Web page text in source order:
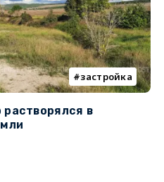
застройка
в